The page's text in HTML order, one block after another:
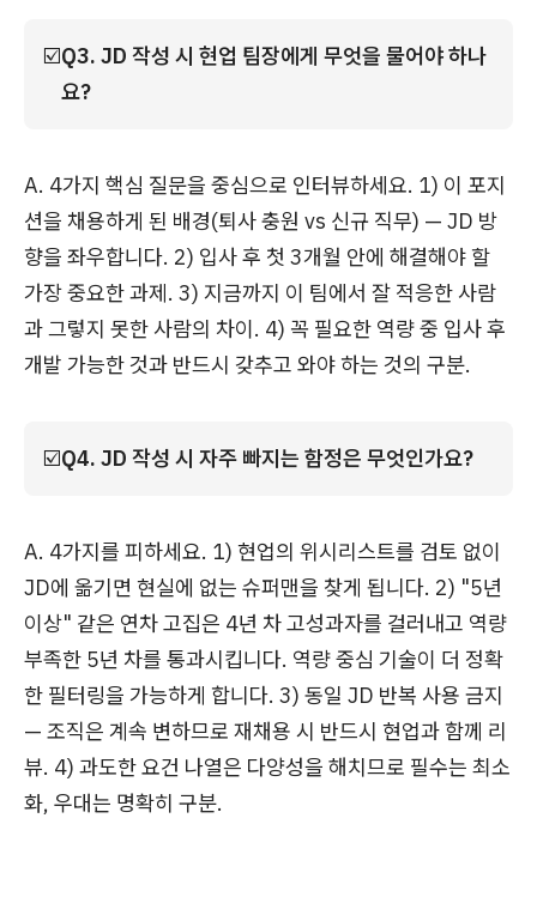
☑️Q3. JD 작성 시 현업 팀장에게 무엇을 물어야 하나
요?
A. 4가지 핵심 질문을 중심으로 인터뷰하세요. 1) 이 포지
션을 채용하게 된 배경(퇴사 충원 vs 신규 직무) — JD 방
향을 좌우합니다. 2) 입사 후 첫 3개월 안에 해결해야 할
가장 중요한 과제. 3) 지금까지 이 팀에서 잘 적응한 사람
과 그렇지 못한 사람의 차이. 4) 꼭 필요한 역량 중 입사 후
개발 가능한 것과 반드시 갖추고 와야 하는 것의 구분.
☑️Q4. JD 작성 시 자주 빠지는 함정은 무엇인가요?
A. 4가지를 피하세요. 1) 현업의 위시리스트를 검토 없이
JD에 옮기면 현실에 없는 슈퍼맨을 찾게 됩니다. 2) "5년
이상" 같은 연차 고집은 4년 차 고성과자를 걸러내고 역량
부족한 5년 차를 통과시킵니다. 역량 중심 기술이 더 정확
한 필터링을 가능하게 합니다. 3) 동일 JD 반복 사용 금지
— 조직은 계속 변하므로 재채용 시 반드시 현업과 함께 리
뷰. 4) 과도한 요건 나열은 다양성을 해치므로 필수는 최소
화, 우대는 명확히 구분.